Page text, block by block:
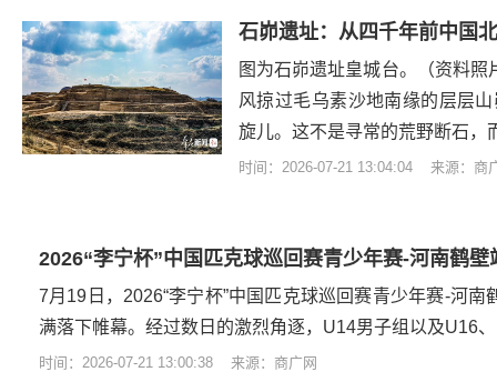
石峁遗址：从四千年前中国
图为石峁遗址皇城台。（资料
风掠过毛乌素沙地南缘的层层
旋儿。这不是寻常的荒野断石，
时间：2026-07-21 13:04:04 来源：商
2026“李宁杯”中国匹克球巡回赛青少年赛-河南鹤壁
7月19日，2026“李宁杯”中国匹克球巡回赛青少年赛-河
满落下帷幕。经过数日的激烈角逐，U14男子组以及U16
时间：2026-07-21 13:00:38 来源：商广网